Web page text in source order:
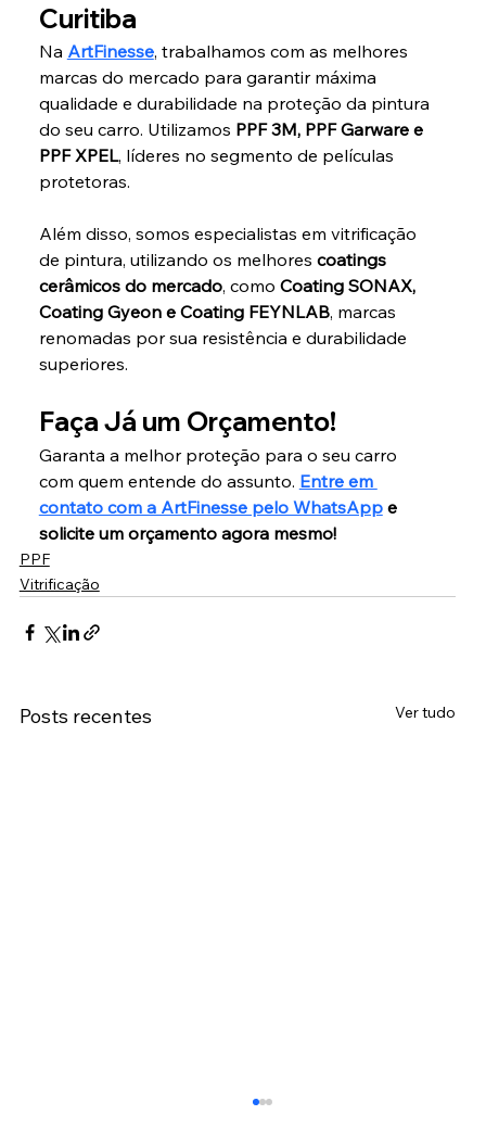
Curitiba
Na ArtFinesse, trabalhamos com as melhores
marcas do mercado para garantir máxima
qualidade e durabilidade na proteção da pintura
do seu carro. Utilizamos PPF 3M, PPF Garware e
PPF XPEL, líderes no segmento de películas
protetoras.
Além disso, somos especialistas em vitrificação
de pintura, utilizando os melhores coatings
cerâmicos do mercado, como Coating SONAX,
Coating Gyeon e Coating FEYNLAB, marcas
renomadas por sua resistência e durabilidade
superiores.
Faça Já um Orçamento!
Garanta a melhor proteção para o seu carro
com quem entende do assunto. Entre em
contato com a ArtFinesse pelo WhatsApp e
solicite um orçamento agora mesmo!
PPF
Vitrificação
Posts recentes Ver tudo